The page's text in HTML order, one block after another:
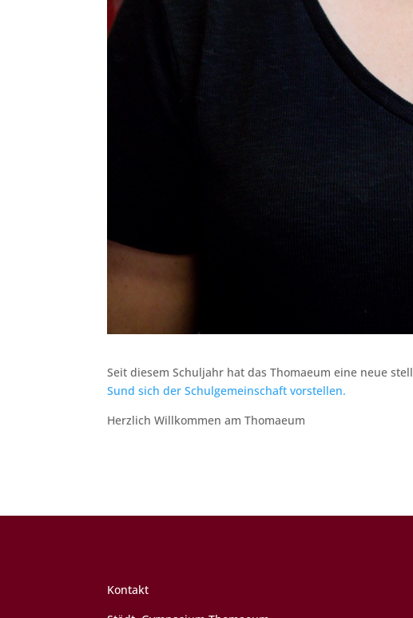
Seit diesem Schuljahr hat das Thomaeum eine neue
Sund sich der Schulgemeinschaft vorstellen.
Herzlich Willkommen am Thomaeum
Kontakt